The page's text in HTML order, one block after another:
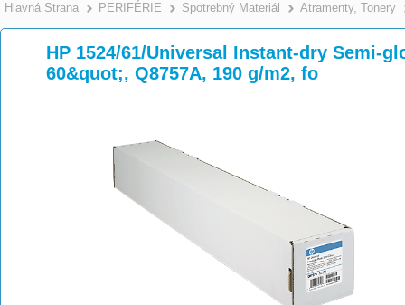
Hlavná Strana >
PERIFÉRIE >
Spotrebný Materiál >
Atramenty, Tonery
HP 1524/61/Universal Instant-dry Semi-
60&quot;, Q8757A, 190 g/m2, fo